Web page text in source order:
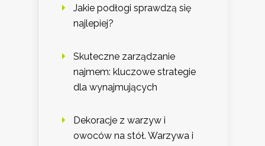
Jakie podłogi sprawdzą się
najlepiej?
Skuteczne zarządzanie
najmem: kluczowe strategie
dla wynajmujących
Dekoracje z warzyw i
owoców na stół. Warzywa i